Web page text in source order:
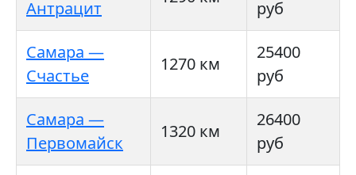
Антрацит
руб
Самара —
Счастье
1270 км
25400
руб
Самара —
Первомайск
1320 км
26400
руб